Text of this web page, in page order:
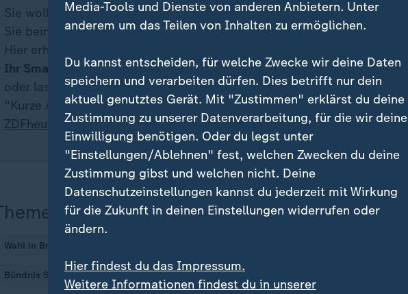
Quelle: dpa
Sie wollen auf dem Laufenden bleiben? Dann sind
Sie beim ZDFheute-WhatsApp-Channel richtig.
Hier erhalten Sie
Ihr Smartphone. Nehmen Sie teil an Umfragen
oder lassen Sie sich durch unseren Podcast
"Kurze Auszeit" inspirieren. Zur Anmeldung:
ZDFheute-WhatsApp-Channel.
Wahl in Brandenburg
Bündnis Sahra Wagenknecht
Media-Tools und Dienste von anderen Anbietern. Unter
anderem um das Teilen von Inhalten zu ermöglichen.
Du kannst entscheiden, für welche Zwecke wir deine Daten
speichern und verarbeiten dürfen. Dies betrifft nur dein
aktuell genutztes Gerät. Mit "Zustimmen" erklärst du deine
Zustimmung zu unserer Datenverarbeitung, für die wir deine
Einwilligung benötigen. Oder du legst unter
"Einstellungen/Ablehnen" fest, welchen Zwecken du deine
Zustimmung gibst und welchen nicht. Deine
Datenschutzeinstellungen kannst du jederzeit mit Wirkung
für die Zukunft in deinen Einstellungen widerrufen oder
ändern.
Hier findest du das Impressum.
Weitere Informationen findest du in unserer